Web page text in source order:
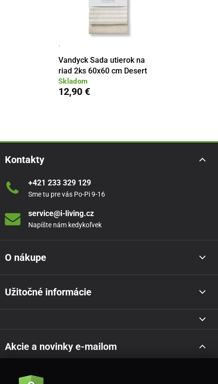
·
Vandyck Sada utierok na
riad 2ks 60x60 cm Desert
Skladom
12,90 €
Kontakty
+421 233 329 129
Sme tu pre vás Po-Pi 9-16
service@i-living.cz
Napíšte nám kedykoľvek
O nákupe
Užitočné informácie
Akcie a novinky e-mailom